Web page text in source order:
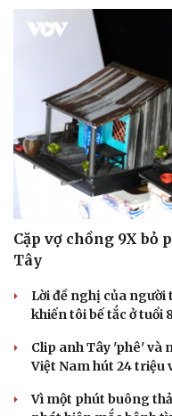
Cặp vợ chồng 9X bỏ
Tây
Lời đề nghị của
khiến tôi bế tắc ở tuổi
Clip anh Tây 'phê' và
Việt Nam hút 24 triệu
Vì một phút buông